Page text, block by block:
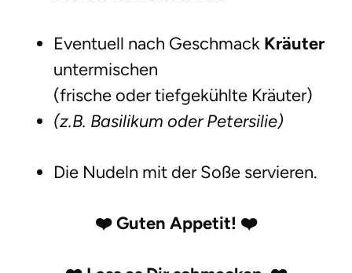
Eventuell nach Geschmack Kräuter
untermischen
(frische oder tiefgekühlte Kräuter)
(z.B. Basilikum oder Petersilie)
Die Nudeln mit der Soße servieren.
❤️ Guten Appetit! ❤️